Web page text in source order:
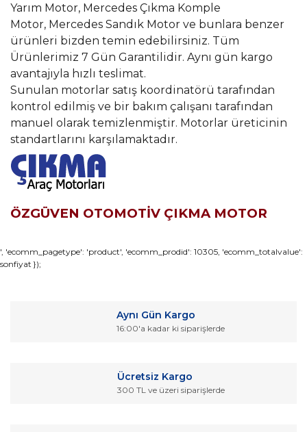
Yarım Motor, Mercedes Çıkma Komple
Motor, Mercedes Sandık Motor ve bunlara benzer
ürünleri bizden temin edebilirsiniz. Tüm
Ürünlerimiz 7 Gün Garantilidir. Aynı gün kargo
avantajıyla hızlı teslimat.
Sunulan motorlar satış koordinatörü tarafından
kontrol edilmiş ve bir bakım çalışanı tarafından
manuel olarak temizlenmiştir. Motorlar üreticinin
standartlarını karşılamaktadır.
ÖZGÜVEN OTOMOTİV ÇIKMA MOTOR
Yorum Yaz
Bu ürünün fiyat bilgisi, resim, ürün açıklamalarında ve diğer
konularda yetersiz gördüğünüz noktaları öneri formunu
Ürün resmi kalitesiz, bozuk veya görüntülenemiyor.
Ürün fiyatı diğer sitelerden daha pahalı.
', 'ecomm_pagetype': 'product', 'ecomm_prodid': 10305, 'ecomm_totalvalue':
sonfiyat });
Aynı Gün Kargo
16:00'a kadar ki siparişlerde
Ücretsiz Kargo
300 TL ve üzeri siparişlerde